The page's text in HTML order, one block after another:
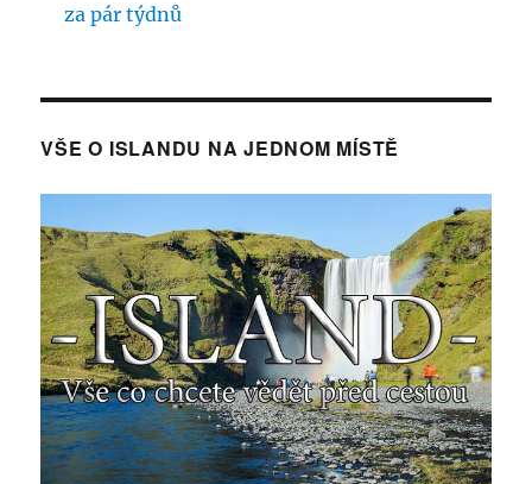
za pár týdnů
VŠE O ISLANDU NA JEDNOM MÍSTĚ